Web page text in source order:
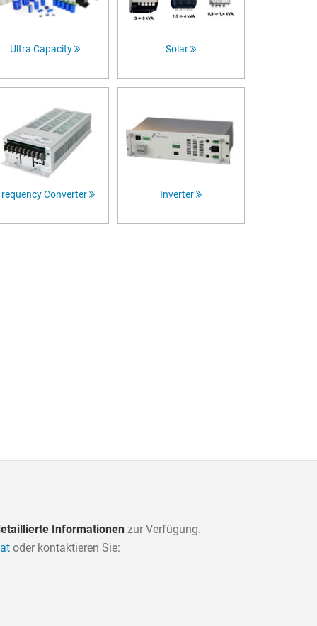
Ultra Capacity Solar
Converter Inverter
Informationen zur Verfügung.
oder kontaktieren Sie: